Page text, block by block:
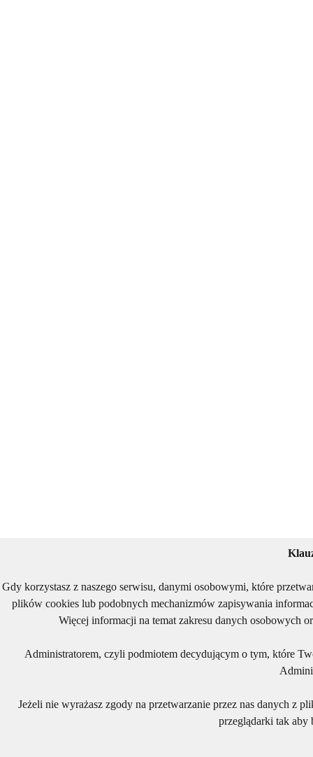
Gdy korzystasz z naszego serwisu, danymi osobowymi, które
plików cookies lub podobnych mechanizmów zapisywania
Więcej informacji na temat zakresu danych osobowych
Administratorem, czyli podmiotem decydującym o tym, które
Jeżeli nie wyrażasz zgody na przetwarzanie przez nas danych z
przeglądarki tak aby